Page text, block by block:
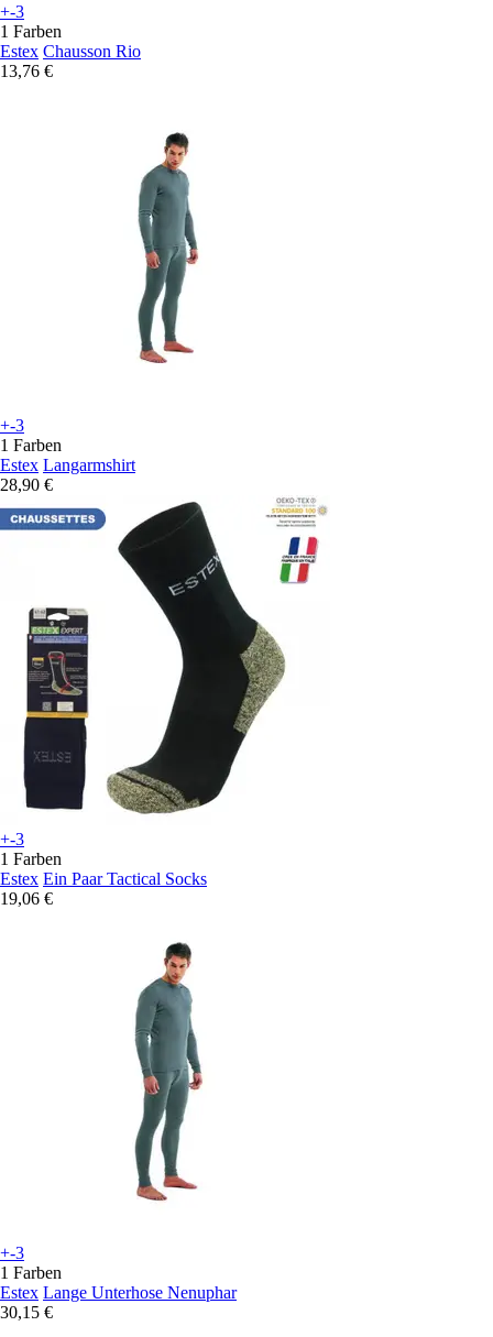
+-3
1 Farben
Estex Chausson Rio
13,76 €
+-3
1 Farben
Estex Langarmshirt
28,90 €
+-3
1 Farben
Estex Ein Paar Tactical Socks
19,06 €
+-3
1 Farben
Estex Lange Unterhose Nenuphar
30,15 €